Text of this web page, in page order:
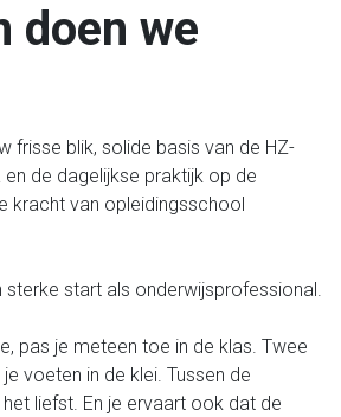
doen we
frisse blik, solide basis van de HZ-
de dagelijkse praktijk op de
kracht van opleidingsschool
start als onderwijsprofessional.
pas je meteen toe in de klas. Twee
voeten in de klei. Tussen de
liefst. En je ervaart ook dat de